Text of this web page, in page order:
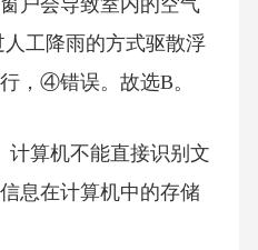
工降雨的方式驱散浮
，④错误。故选B。
计算机不能直接识别文
息在计算机中的存储